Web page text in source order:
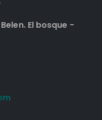
El bosque -